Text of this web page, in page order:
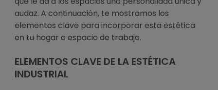
audaz. A continuación, te mostramos los
elementos clave para incorporar esta estética
en tu hogar o espacio de trabajo.
ELEMENTOS CLAVE DE LA ESTÉTICA
INDUSTRIAL